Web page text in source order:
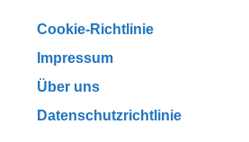
Cookie-Richtlinie
Impressum
Über uns
Datenschutzrichtlinie